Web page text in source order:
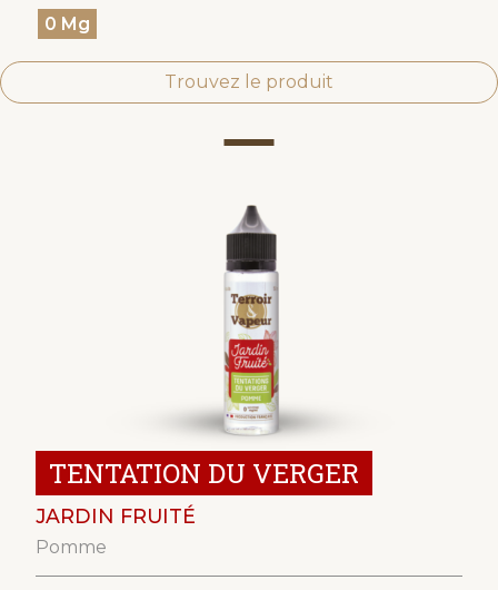
0 Mg
Trouvez le produit
TENTATION DU VERGER
JARDIN FRUITÉ
Pomme